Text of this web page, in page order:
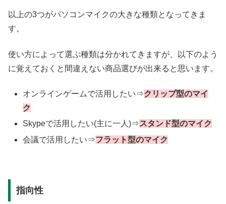
以上の3つがパソコンマイクの大きな種類となってきま
す。
使い方によって選ぶ種類は分かれてきますが、以下のよう
に覚えておくと間違えない商品選びが出来ると思います。
オンラインゲームで活用したい⇒クリップ型のマイ
ク
Skypeで活用したい(主に一人)⇒スタンド型のマイク
会議で活用したい⇒フラット型のマイク
指向性